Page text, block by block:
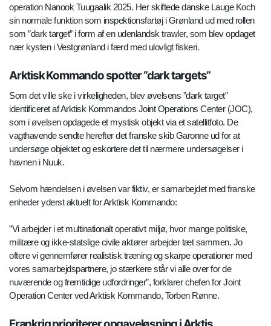
operation Nanook Tuugaalik 2025. Her skiftede danske Lauge Koch
sin normale funktion som inspektionsfartøj i Grønland ud med rollen
som ”dark target” i form af en udenlandsk trawler, som blev opdaget
nær kysten i Vestgrønland i færd med ulovligt fiskeri.
Arktisk Kommando spotter ”dark targets”
Som det ville ske i virkeligheden, blev øvelsens ”dark target”
identificeret af Arktisk Kommandos Joint Operations Center (JOC),
som i øvelsen opdagede et mystisk objekt via et satellitfoto. De
vagthavende sendte herefter det franske skib Garonne ud for at
undersøge objektet og eskortere det til nærmere undersøgelser i
havnen i Nuuk.
Selvom hændelsen i øvelsen var fiktiv, er samarbejdet med franske
enheder yderst aktuelt for Arktisk Kommando:
”Vi arbejder i et multinationalt operativt miljø, hvor mange politiske,
militære og ikke-statslige civile aktører arbejder tæt sammen. Jo
oftere vi gennemfører realistisk træning og skarpe operationer med
vores samarbejdspartnere, jo stærkere står vi alle over for de
nuværende og fremtidige udfordringer”, forklarer chefen for Joint
Operation Center ved Arktisk Kommando, Torben Rønne.